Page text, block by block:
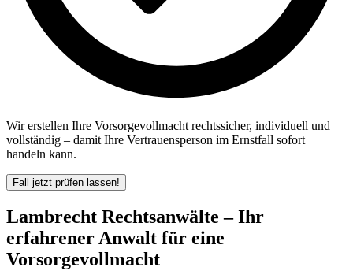
Wir erstellen Ihre Vorsorgevollmacht rechtssicher, individuell und
vollständig – damit Ihre Vertrauensperson im Ernstfall sofort
handeln kann.
Fall jetzt prüfen lassen!
Lambrecht Rechtsanwälte – Ihr
erfahrener Anwalt für eine
Vorsorgevollmacht